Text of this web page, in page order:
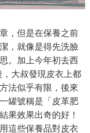
，但是在保養之前
，就像是得先洗臉
。加上今年初去西
大叔發現皮衣上都
法似乎有限，後來
罐號稱是「皮革肥
果效果出奇的好！
這些保養品對皮衣